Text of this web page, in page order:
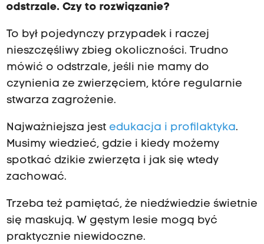
odstrzale. Czy to rozwiązanie?
To był pojedynczy przypadek i raczej
nieszczęśliwy zbieg okoliczności. Trudno
mówić o odstrzale, jeśli nie mamy do
czynienia ze zwierzęciem, które regularnie
stwarza zagrożenie.
Najważniejsza jest edukacja i profilaktyka.
Musimy wiedzieć, gdzie i kiedy możemy
spotkać dzikie zwierzęta i jak się wtedy
zachować.
Trzeba też pamiętać, że niedźwiedzie świetnie
się maskują. W gęstym lesie mogą być
praktycznie niewidoczne.